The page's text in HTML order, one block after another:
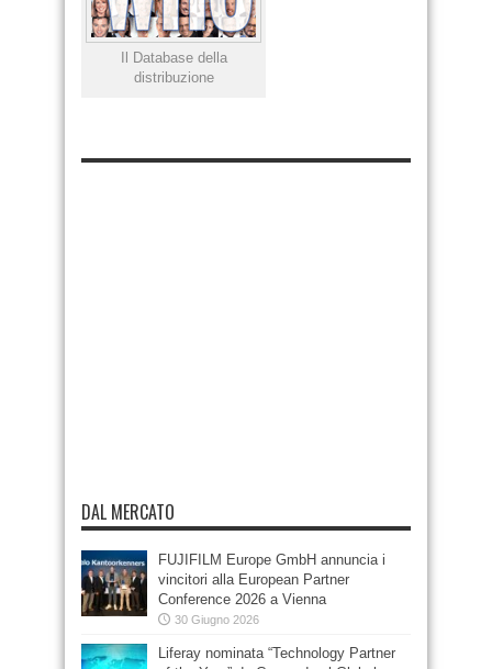
Il Database della
distribuzione
DAL MERCATO
FUJIFILM Europe GmbH annuncia i
vincitori alla European Partner
Conference 2026 a Vienna
30 Giugno 2026
Liferay nominata “Technology Partner